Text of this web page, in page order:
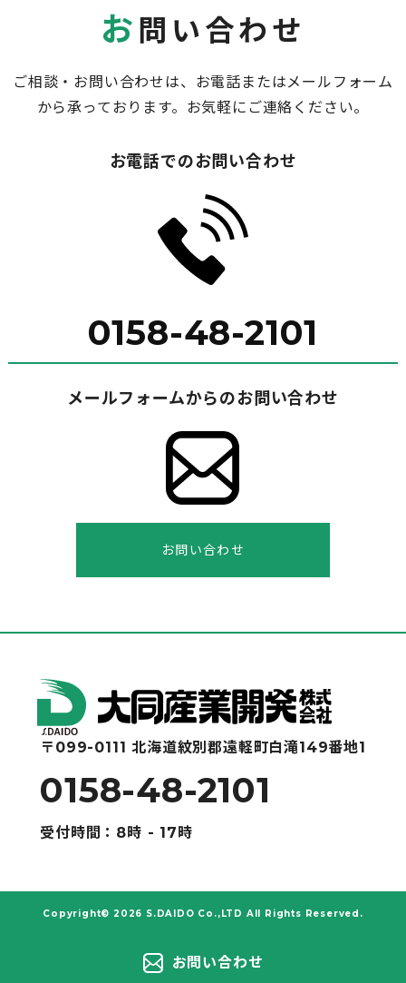
お問い合わせ
お 問い合わせ
ご相談・お問い合わせは、お電話またはメールフォーム
から承っております。お気軽にご連絡ください。
お電話でのお問い合わせ
0158-48-2101
メールフォームからのお問い合わせ
お問い合わせ
〒099-0111 北海道紋別郡遠軽町白滝149番地1
0158-48-2101
受付時間：8時 - 17時
Copyright© 2026 S.DAIDO Co.,LTD All Rights Reserved.